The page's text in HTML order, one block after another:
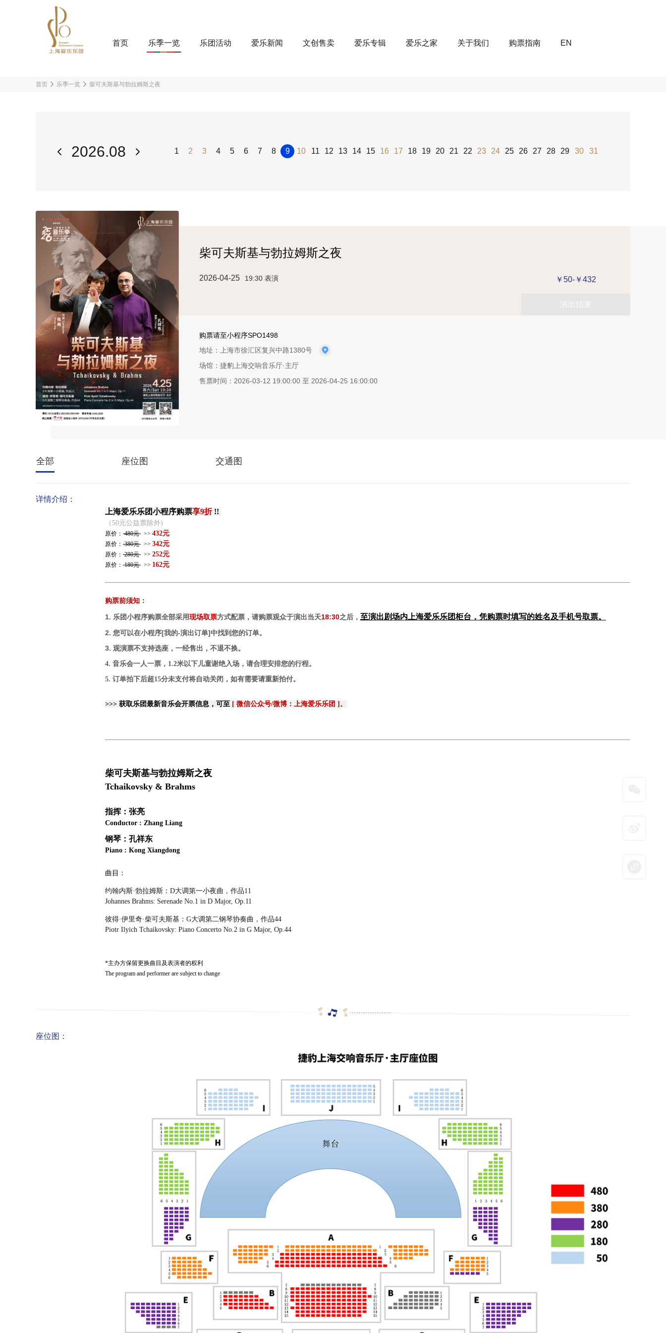
首页 乐季一览 乐团活动 爱乐新闻 文创售卖 爱乐专辑 爱乐之家 关于我们 购票指南 EN
首页 乐季一览 柴可夫斯基与勃拉姆斯之夜
2026.08 1 2 3 4 5 6 7 8 9 10 11 12 13 14 15 16 17 18 19 20 21 22 23 24 25 26 27 28 29 30 31
柴可夫斯基与勃拉姆斯之夜
2026-04-25 19:30 表演 ￥50-￥432
演出结束
购票请至小程序SPO1498
地址：上海市徐汇区复兴中路1380号
场馆：捷豹上海交响音乐厅·主厅
售票时间：2026-03-12 19:00:00 至 2026-04-25 16:00:00
全部 座位图 交通图
详情介绍：
上海爱乐乐团小程序购票享9折 !!
（50元公益票除外)
原价： 480元 >> 432元
原价： 380元 >> 342元
原价： 280元 >> 252元
原价： 180元 >> 162元
购票前须知：
1. 乐团小程序购票全部采用现场取票方式配票 ，请购票观众于演出当天18:30之后， 至演出剧场内上海爱乐乐团柜台，凭购票时填写的姓名及手机号取票。
2. 您可以在小程序[我的-演出订单]中找到您的订单。
3. 观演票不支持选座，一经售出，不退不换。
4. 音乐会一人一票，1.2米以下儿童谢绝入场，请合理安排您的行程。
5. 订单拍下后超15分未支付将自动关闭，如有需要请重新拍付。
>>> 获取乐团最新音乐会开票信息，可至 [ 微信公众号/微博：上海爱乐乐团 ] 。
柴可夫斯基与勃拉姆斯之夜
Tchaikovsky & Brahms
指挥：张亮
Conductor : Zhang Liang
钢琴：孔祥东
Piano : Kong Xiangdong
曲目：
约翰内斯·勃拉姆斯：D大调第一小夜曲，作品11
Johannes Brahms: Serenade No.1 in D Major, Op.11
彼得·伊里奇·柴可夫斯基：G大调第二钢琴协奏曲，作品44
Piotr Ilyich Tchaikovsky: Piano Concerto No.2 in G Major, Op.44
*主办方保留更换曲目及表演者的权利
The program and performer are subject to change
座位图：